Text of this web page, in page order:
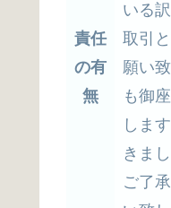
責任
の有
無
いる
取引
願い
も御
しま
きま
ご了